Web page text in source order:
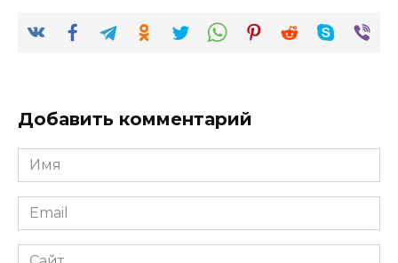
Добавить комментарий
Имя
*
Email
*
Сайт